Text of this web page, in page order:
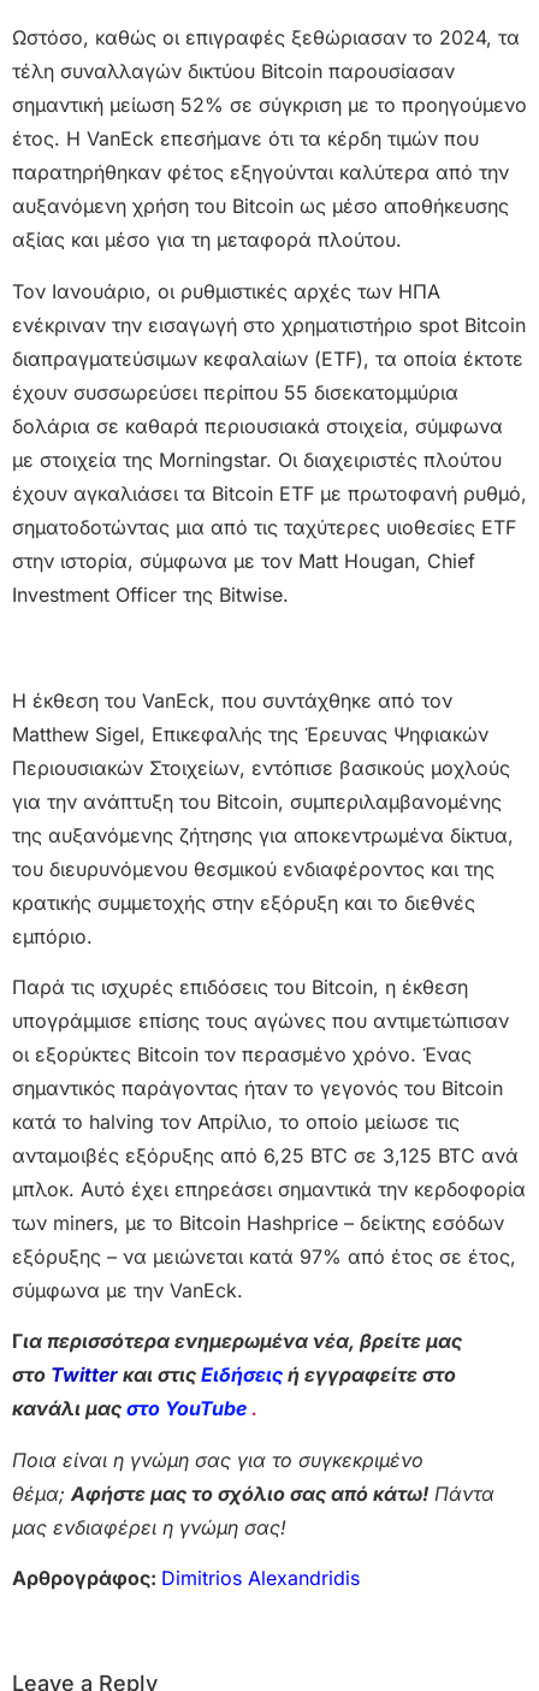
Ωστόσο, καθώς οι επιγραφές ξεθώριασαν το 2024, τα
τέλη συναλλαγών δικτύου Bitcoin παρουσίασαν
σημαντική μείωση 52% σε σύγκριση με το προηγούμενο
έτος. Η VanEck επεσήμανε ότι τα κέρδη τιμών που
παρατηρήθηκαν φέτος εξηγούνται καλύτερα από την
αυξανόμενη χρήση του Bitcoin ως μέσο αποθήκευσης
αξίας και μέσο για τη μεταφορά πλούτου.
Τον Ιανουάριο, οι ρυθμιστικές αρχές των ΗΠΑ
ενέκριναν την εισαγωγή στο χρηματιστήριο spot Bitcoin
διαπραγματεύσιμων κεφαλαίων (ETF), τα οποία έκτοτε
έχουν συσσωρεύσει περίπου 55 δισεκατομμύρια
δολάρια σε καθαρά περιουσιακά στοιχεία, σύμφωνα
με στοιχεία της Morningstar. Οι διαχειριστές πλούτου
έχουν αγκαλιάσει τα Bitcoin ETF με πρωτοφανή ρυθμό,
σηματοδοτώντας μια από τις ταχύτερες υιοθεσίες ETF
στην ιστορία, σύμφωνα με τον Matt Hougan, Chief
Investment Officer της Bitwise.
Η έκθεση του VanEck, που συντάχθηκε από τον
Matthew Sigel, Επικεφαλής της Έρευνας Ψηφιακών
Περιουσιακών Στοιχείων, εντόπισε βασικούς μοχλούς
για την ανάπτυξη του Bitcoin, συμπεριλαμβανομένης
της αυξανόμενης ζήτησης για αποκεντρωμένα δίκτυα,
του διευρυνόμενου θεσμικού ενδιαφέροντος και της
κρατικής συμμετοχής στην εξόρυξη και το διεθνές
εμπόριο.
Παρά τις ισχυρές επιδόσεις του Bitcoin, η έκθεση
υπογράμμισε επίσης τους αγώνες που αντιμετώπισαν
οι εξορύκτες Bitcoin τον περασμένο χρόνο. Ένας
σημαντικός παράγοντας ήταν το γεγονός του Bitcoin
κατά το halving τον Απρίλιο, το οποίο μείωσε τις
ανταμοιβές εξόρυξης από 6,25 BTC σε 3,125 BTC ανά
μπλοκ. Αυτό έχει επηρεάσει σημαντικά την κερδοφορία
των miners, με το Bitcoin Hashprice – δείκτης εσόδων
εξόρυξης – να μειώνεται κατά 97% από έτος σε έτος,
σύμφωνα με την VanEck.
Για περισσότερα ενημερωμένα νέα, βρείτε μας
στο Twitter και στις Ειδήσεις ή εγγραφείτε στο
κανάλι μας στο YouTube .
Ποια είναι η γνώμη σας για το συγκεκριμένο
θέμα; Αφήστε μας το σχόλιο σας από κάτω! Πάντα
μας ενδιαφέρει η γνώμη σας!
Αρθρογράφος: Dimitrios Alexandridis
Leave a Reply